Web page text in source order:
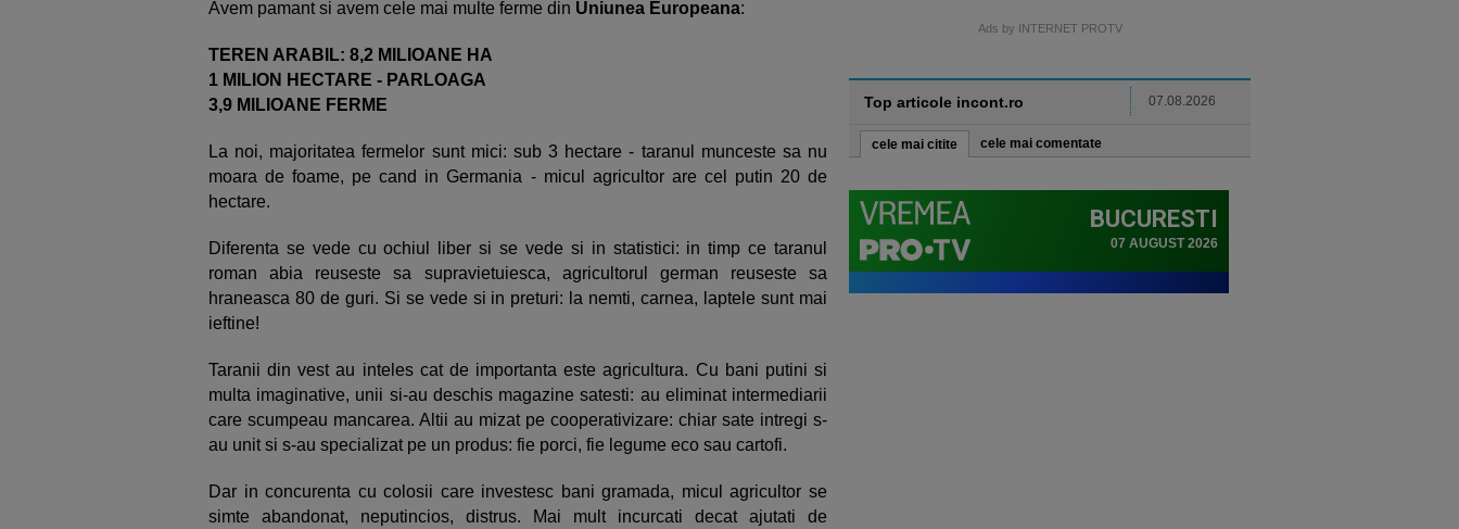
Avem pamant si avem cele mai multe ferme din Uniunea Europeana:
TEREN ARABIL: 8,2 MILIOANE HA
1 MILION HECTARE - PARLOAGA
3,9 MILIOANE FERME
La noi, majoritatea fermelor sunt mici: sub 3 hectare - taranul munceste sa nu
moara de foame, pe cand in Germania - micul agricultor are cel putin 20 de
hectare.
Diferenta se vede cu ochiul liber si se vede si in statistici: in timp ce taranul
roman abia reuseste sa supravietuiesca, agricultorul german reuseste sa
hraneasca 80 de guri. Si se vede si in preturi: la nemti, carnea, laptele sunt mai
ieftine!
Taranii din vest au inteles cat de importanta este agricultura. Cu bani putini si
multa imaginative, unii si-au deschis magazine satesti: au eliminat intermediarii
care scumpeau mancarea. Altii au mizat pe cooperativizare: chiar sate intregi s-
au unit si s-au specializat pe un produs: fie porci, fie legume eco sau cartofi.
Dar in concurenta cu colosii care investesc bani gramada, micul agricultor se
simte abandonat, neputincios, distrus. Mai mult incurcati decat ajutati de
Ads by INTERNET PROTV
Top articole incont.ro 07.08.2026
cele mai citite cele mai comentate